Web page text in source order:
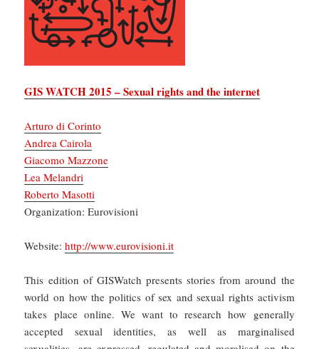
GIS WATCH 2015 – Sexual rights and the internet
Arturo di Corinto
Andrea Cairola
Giacomo Mazzone
Lea Melandri
Roberto Masotti
Organization: Eurovisioni
Website:http://www.eurovisioni.it
This edition of GISWatch presents stories from around the
world on how the politics of sex and sexual rights activism
takes place online. We want to research how generally
accepted sexual identities, as well as marginalised